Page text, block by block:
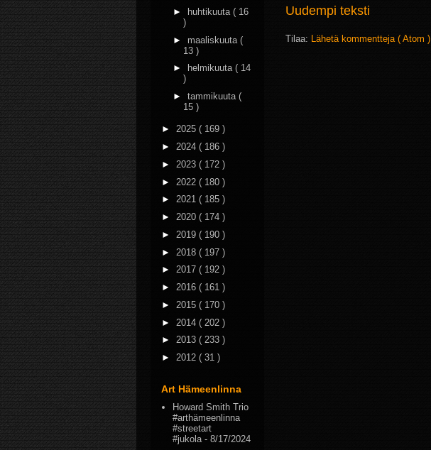
Uudempi teksti
Tilaa: Lähetä kommentteja ( Atom )
►
huhtikuuta ( 16
)
► maaliskuuta (
13 )
►
helmikuuta ( 14
)
► tammikuuta (
15 )
► 2025 ( 169 )
► 2024 ( 186 )
► 2023 ( 172 )
► 2022 ( 180 )
► 2021 ( 185 )
► 2020 ( 174 )
► 2019 ( 190 )
► 2018 ( 197 )
► 2017 ( 192 )
► 2016 ( 161 )
► 2015 ( 170 )
► 2014 ( 202 )
► 2013 ( 233 )
► 2012 ( 31 )
Art Hämeenlinna
Howard Smith Trio
#arthämeenlinna
#streetart
#jukola - 8/17/2024